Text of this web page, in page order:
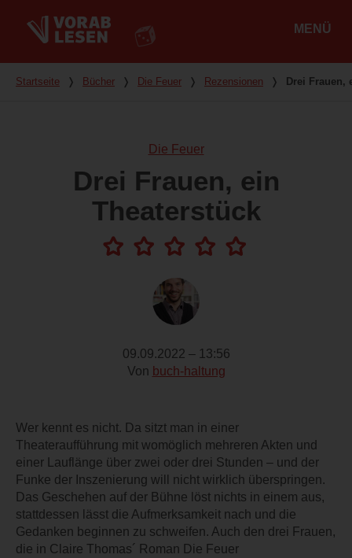
MENÜ
Du bist hier
Startseite ❭ Bücher ❭ Die Feuer ❭ Rezensionen ❭ Drei Frauen,
Die Feuer
Drei Frauen, ein
Theaterstück
09.09.2022 – 13:56
Von buch-haltung
Wer kennt es nicht. Da sitzt man in einer
Theateraufführung mit womöglich mehreren Akten und
einer Lauflänge über zwei oder drei Stunden – und der
Funke der Inszenierung will nicht wirklich überspringen.
Das Geschehen auf der Bühne löst nichts in einem aus,
stattdessen lässt die Aufmerksamkeit nach und die
Gedanken beginnen zu schweifen. Auch den drei Frauen,
die in Claire Thomas´ Roman Die Feuer